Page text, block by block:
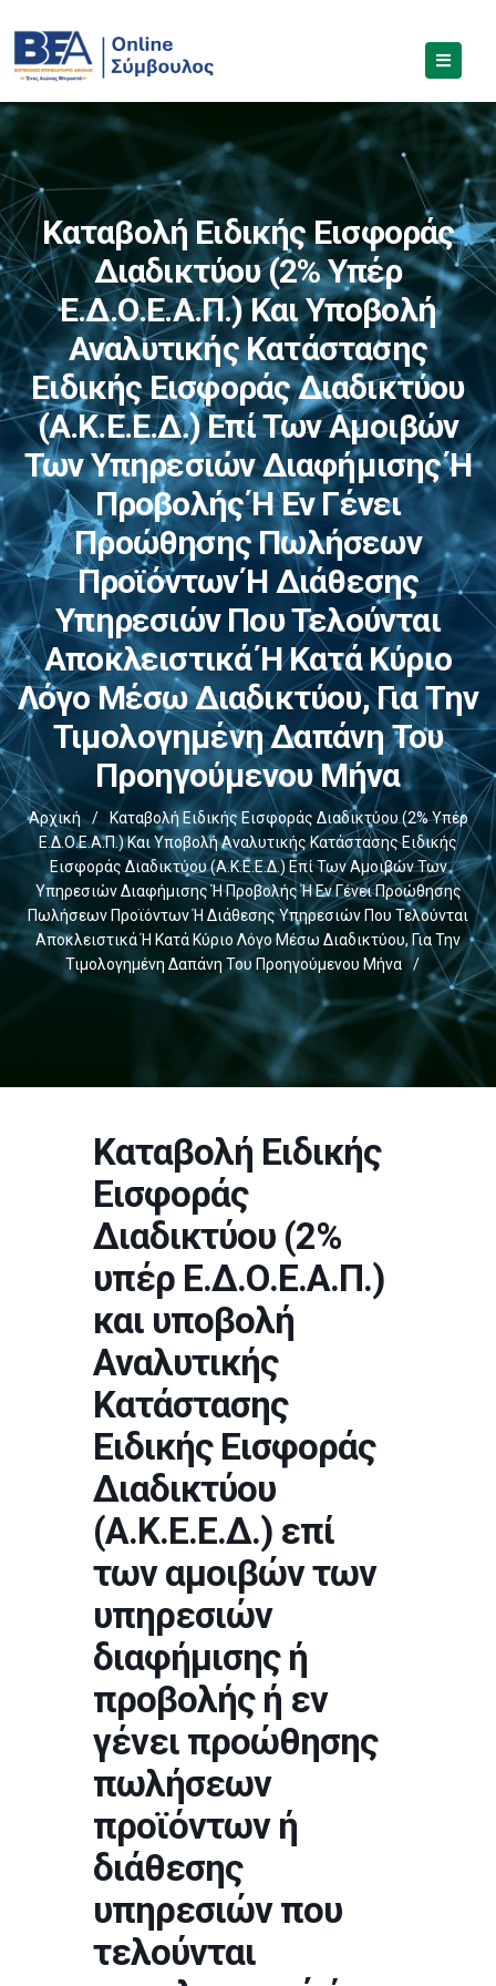
Καταβολή Ειδικής Εισφοράς
Διαδικτύου (2% Υπέρ
Ε.Δ.Ο.Ε.Α.Π.) Και Υποβολή
Αναλυτικής Κατάστασης
Ειδικής Εισφοράς Διαδικτύου
(Α.Κ.Ε.Ε.Δ.) Επί Των Αμοιβών
Των Υπηρεσιών Διαφήμισης Ή
Προβολής Ή Εν Γένει
Προώθησης Πωλήσεων
Προϊόντων Ή Διάθεσης
Υπηρεσιών Που Τελούνται
Αποκλειστικά Ή Κατά Κύριο
Λόγο Μέσω Διαδικτύου, Για Την
Τιμολογημένη Δαπάνη Του
Προηγούμενου Μήνα
Αρχική /
Καταβολή Ειδικής Εισφοράς Διαδικτύου (2% Υπέρ
Ε.Δ.Ο.Ε.Α.Π.) Και Υποβολή Αναλυτικής Κατάστασης Ειδικής
Εισφοράς Διαδικτύου (Α.Κ.Ε.Ε.Δ.) Επί Των Αμοιβών Των
Υπηρεσιών Διαφήμισης Ή Προβολής Ή Εν Γένει Προώθησης
Πωλήσεων Προϊόντων Ή Διάθεσης Υπηρεσιών Που Τελούνται
Αποκλειστικά Ή Κατά Κύριο Λόγο Μέσω Διαδικτύου, Για Την
Τιμολογημένη Δαπάνη Του Προηγούμενου Μήνα
/
Καταβολή Ειδικής
Εισφοράς
Διαδικτύου (2%
υπέρ Ε.Δ.Ο.Ε.Α.Π.)
και υποβολή
Αναλυτικής
Κατάστασης
Ειδικής Εισφοράς
Διαδικτύου
(Α.Κ.Ε.Ε.Δ.) επί
των αμοιβών των
υπηρεσιών
διαφήμισης ή
προβολής ή εν
γένει προώθησης
πωλήσεων
προϊόντων ή
διάθεσης
υπηρεσιών που
τελούνται